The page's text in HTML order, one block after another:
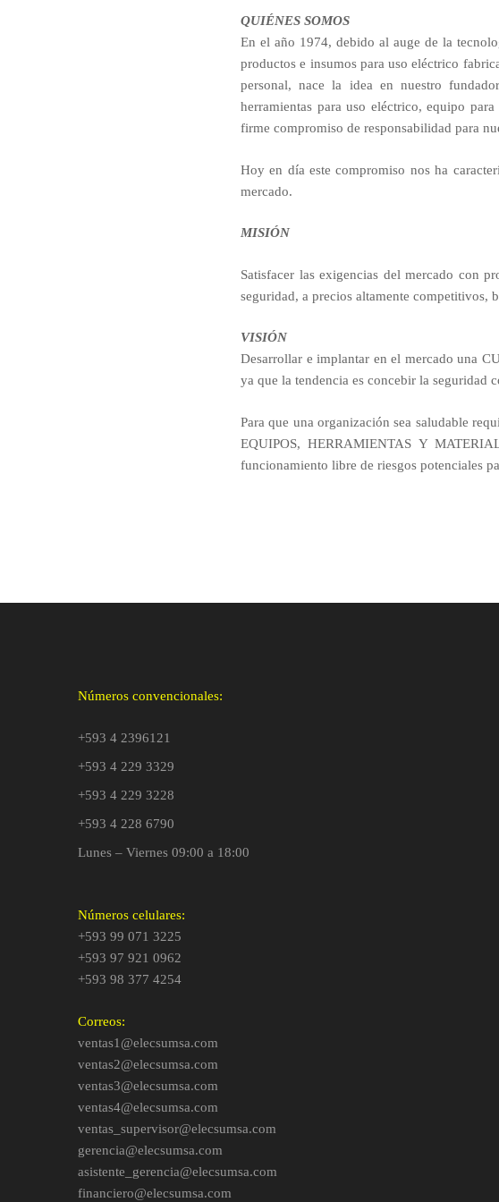
QUIÉNES SOMOS
En el año 1974, debido al auge de la
productos e insumos para uso eléctrico
personal, nace la idea en nuestro
herramientas para uso eléctrico, equipo
firme compromiso de responsabilidad para
Hoy en día este compromiso nos ha
mercado.
MISIÓN
Satisfacer las exigencias del mercado con
seguridad, a precios altamente competitivos,
VISIÓN
Desarrollar e implantar en el mercado una
ya que la tendencia es concebir la seguridad
Para que una organización sea saludable
EQUIPOS, HERRAMIENTAS Y
funcionamiento libre de riesgos potenciales
Números convencionales:
+593 4 2396121
+593 4 229 3329
+593 4 229 3228
+593 4 228 6790
Lunes – Viernes 09:00 a 18:00
Números celulares:
+593 99 071 3225
+593 97 921 0962
+593 98 377 4254
Correos:
ventas1@elecsumsa.com
ventas2@elecsumsa.com
ventas3@elecsumsa.com
ventas4@elecsumsa.com
ventas_supervisor@elecsumsa.com
gerencia@elecsumsa.com
asistente_gerencia@elecsumsa.com
financiero@elecsumsa.com